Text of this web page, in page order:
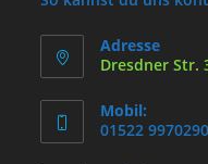
Adresse
Dresdner Str.
Mobil:
01522